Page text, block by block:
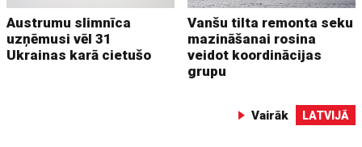
Austrumu slimnīca
uzņēmusi vēl 31
Ukrainas karā cietušo
Vanšu tilta remonta seku
mazināšanai rosina
veidot koordinācijas
grupu
Vairāk LATVIJĀ